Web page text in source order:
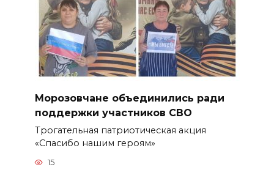
Морозовчане объединились ради
поддержки участников СВО
Трогательная патриотическая акция
«Спасибо нашим героям»
15